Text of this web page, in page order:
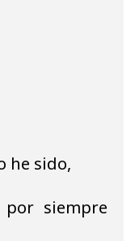
he sido,
por siempre